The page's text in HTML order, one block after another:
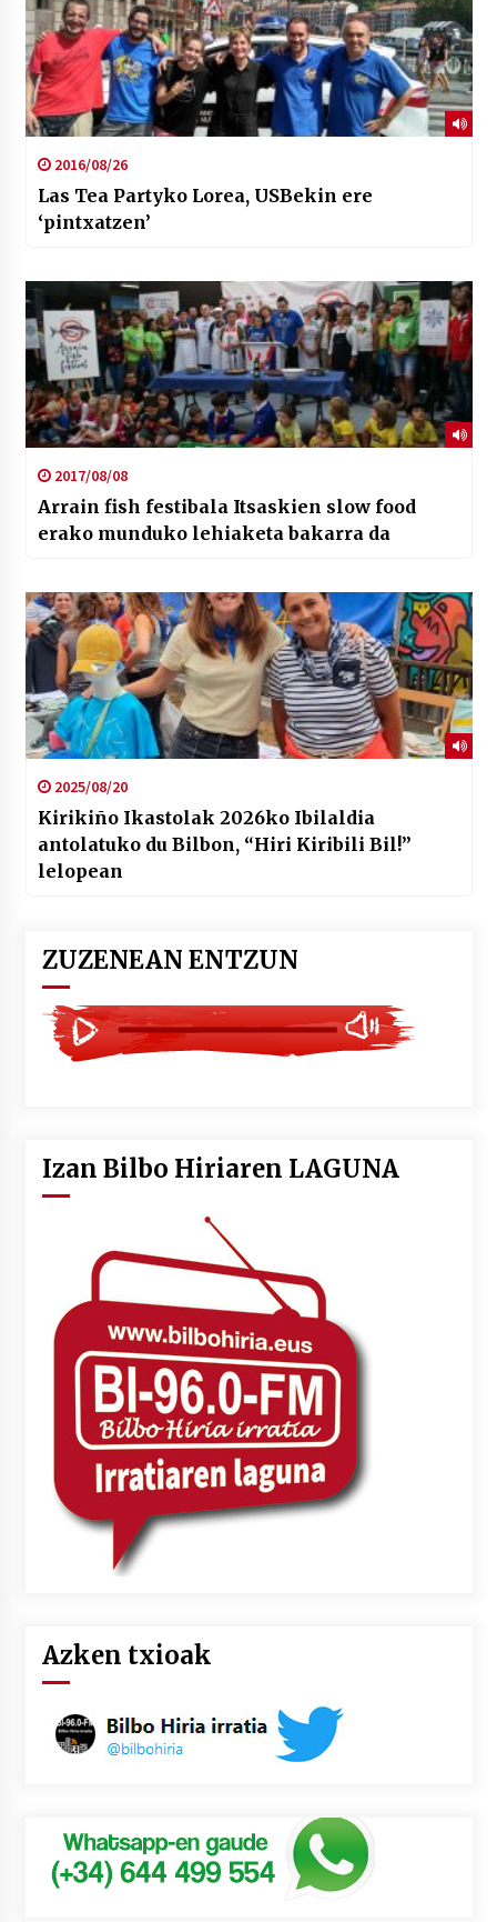
2016/08/26
Las Tea Partyko Lorea, USBekin ere
‘pintxatzen’
2017/08/08
Arrain fish festibala Itsaskien slow food
erako munduko lehiaketa bakarra da
2025/08/20
Kirikiño Ikastolak 2026ko Ibilaldia
antolatuko du Bilbon, “Hiri Kiribili Bil!”
lelopean
ZUZENEAN ENTZUN
Izan Bilbo Hiriaren LAGUNA
Azken txioak